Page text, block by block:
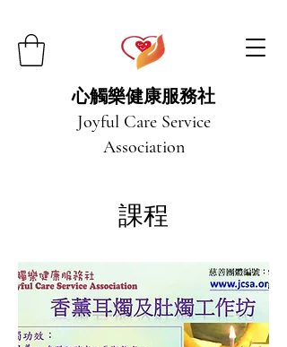
心觸樂健康服務社
Joyful Care Service
Association
課程